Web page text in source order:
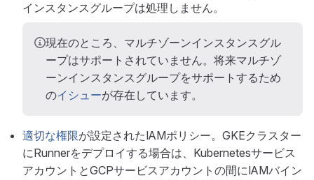
インスタンスグループは処理しません。
現在のところ、マルチゾーンインスタンスグル
ープはサポートされていません。将来マルチゾ
ーンインスタンスグループをサポートするため
のイシューが存在しています。
適切な権限が設定されたIAMポリシー。GKEクラスター
にRunnerをデプロイする場合は、Kubernetesサービス
アカウントとGCPサービスアカウントの間にIAMバイン